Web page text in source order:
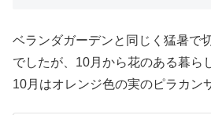
ベランダガーデンと同じく猛暑で
でしたが、10月から花のある暮ら
10月はオレンジ色の実のピラカン